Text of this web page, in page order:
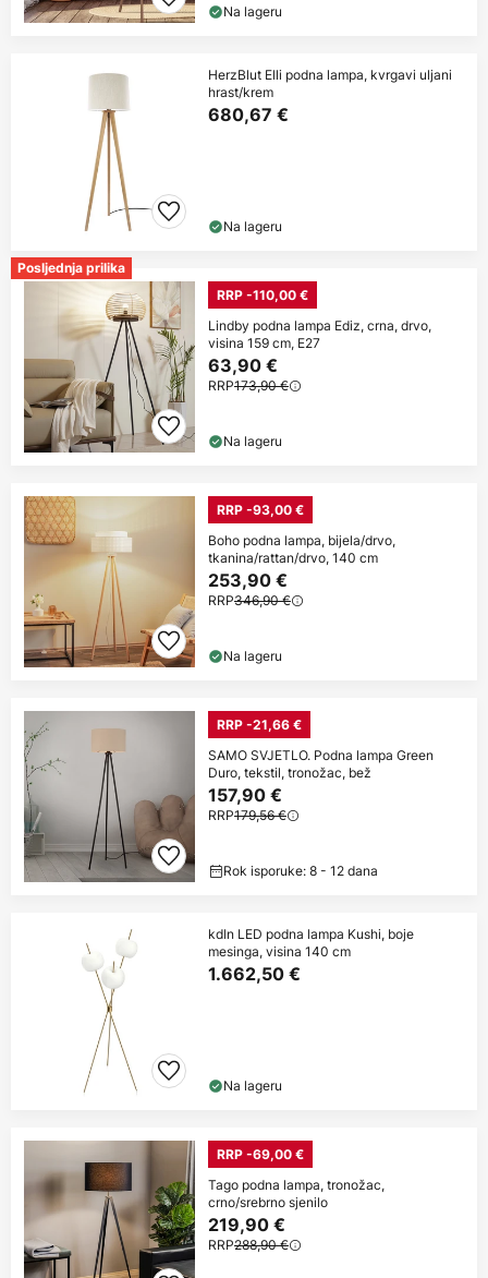
Na lageru
HerzBlut Elli podna lampa, kvrgavi uljani
hrast/krem
680,67 €
Na lageru
Posljednja prilika
RRP -110,00 €
Lindby podna lampa Ediz, crna, drvo,
visina 159 cm, E27
63,90 €
RRP173,90 €
Na lageru
RRP -93,00 €
Boho podna lampa, bijela/drvo,
tkanina/rattan/drvo, 140 cm
253,90 €
RRP346,90 €
Na lageru
RRP -21,66 €
SAMO SVJETLO. Podna lampa Green
Duro, tekstil, tronožac, bež
157,90 €
RRP179,56 €
Rok isporuke: 8 - 12 dana
kdln LED podna lampa Kushi, boje
mesinga, visina 140 cm
1.662,50 €
Na lageru
RRP -69,00 €
Tago podna lampa, tronožac,
crno/srebrno sjenilo
219,90 €
RRP288,90 €